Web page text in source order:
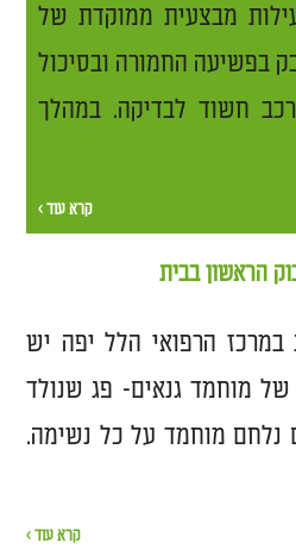
מבצעית ממוקדת של
בפשיעה החמורה ובסיכול
חשוד לבדיקה. במהלך
קרא עוד ›
הרפואי הלל יפה יש
מוחמד גנאים- פג שנולד
720 גרם בלבד. במשך 75 ימים נלחם מוחמד על כל נשימה.
קרא עוד ›